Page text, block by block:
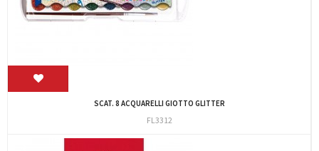
SCAT. 8 ACQUARELLI GIOTTO GLITTER
FL3312